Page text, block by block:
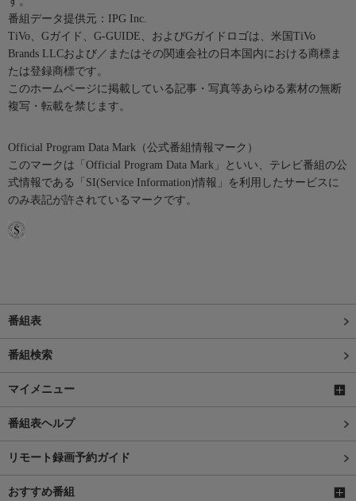
番組データ提供元：IPG Inc.
TiVo、Gガイド、G-GUIDE、およびGガイドロゴは、米国TiVo
Brands LLCおよび／またはその関連会社の日本国内における商標ま
たは登録商標です。
このホームページに掲載している記事・写真等あらゆる素材の無断
複写・転載を禁じます。
Official Program Data Mark（公式番組情報マーク）
このマークは「Official Program Data Mark」といい、テレビ番組の公
式情報である「SI(Service Information)情報」を利用したサービスに
のみ表記が許されているマークです。
番組表
番組検索
マイメニュー
番組表ヘルプ
リモート録画予約ガイド
おすすめ番組